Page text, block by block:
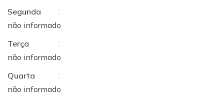
Segunda
:
não informado
Terça
:
não informado
Quarta
:
não informado